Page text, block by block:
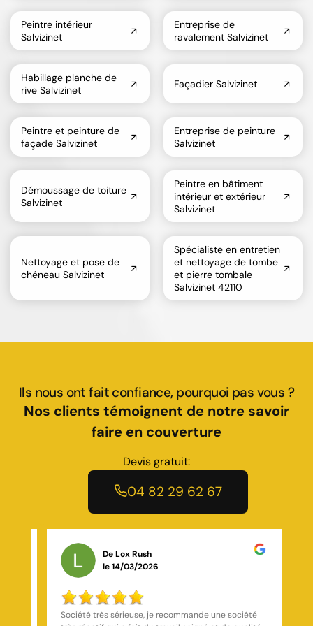
Peintre intérieur
Salvizinet
Entreprise de
ravalement Salvizinet
Habillage planche de
rive Salvizinet
Façadier Salvizinet
Peintre et peinture de
façade Salvizinet
Entreprise de peinture
Salvizinet
Démoussage de toiture
Salvizinet
Peintre en bâtiment
intérieur et extérieur
Salvizinet
Nettoyage et pose de
chéneau Salvizinet
Spécialiste en entretien
et nettoyage de tombe
et pierre tombale
Salvizinet 42110
Ils nous ont fait confiance, pourquoi pas vous ?
Nos clients témoignent de notre savoir
faire en couverture
Devis gratuit:
04 82 29 62 67
De Yohann Yohann
le 19/11/2025
Installation de Fenêtres de Toit Titre : Transformation